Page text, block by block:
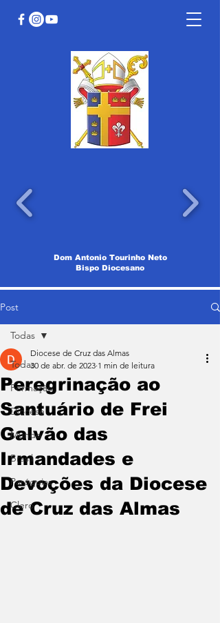
Dom Antonio Tourinho Neto
Bispo Diocesano
Post
Todas
Formação
Diocese
Mundo
Brasil
Paróquias
Clero
Todas
Peregrinação ao
Santuário de Frei
Galvão das
Irmandades e
Devoções da Diocese
de Cruz das Almas
Diocese de Cruz das Almas
30 de abr. de 2023 1 min de leitura